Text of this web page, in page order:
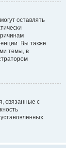
оставлять
Вы также
темы, в
связанные с